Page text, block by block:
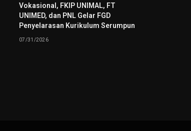
Vokasional, FKIP UNIMAL, FT
UNIMED, dan PNL Gelar FGD
Penyelarasan Kurikulum Serumpun
07/31/2026